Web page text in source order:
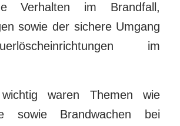
Verhalten im Brandfall,
sowie der sichere Umgang
im
wichtig waren Themen wie
sowie Brandwachen bei